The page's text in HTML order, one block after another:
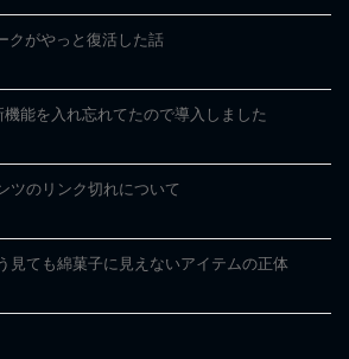
クがやっと復活した話
機能を入れ忘れてたので導入しました
ツのリンク切れについて
見ても綿菓子に見えないアイテムの正体